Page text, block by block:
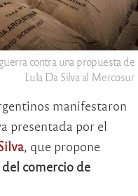
contra una propuesta de
Lula Da Silva al Mercosur
manifestaron
presentada por el
, que propone
comercio de